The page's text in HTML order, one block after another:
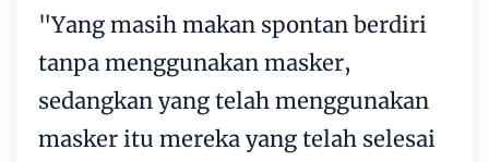
"Yang masih makan spontan berdiri
tanpa menggunakan masker,
sedangkan yang telah menggunakan
masker itu mereka yang telah selesai